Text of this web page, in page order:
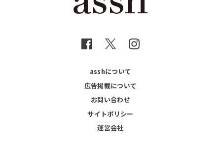
asshについて
広告掲載について
お問い合わせ
サイトポリシー
運営会社